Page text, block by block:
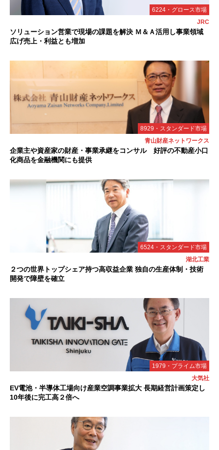
6224・グロース市場
JRC
ソリューション営業で現場の課題を解決 Ｍ＆Ａ活用し事業領域
広げ売上・利益とも増加
8929・スタンダード市場
青山財産ネットワークス
企業主や資産家の財産・事業承継をコンサル 好評の不動産小口
化商品を金融機関にも提供
6524・スタンダード市場
湖北工業
２つの世界トップシェア持つ高収益企業 独自の生産体制・技術
開発で障壁を確立
1979・プライム市場
大気社
EV電池・半導体工場向け産業空調事業拡大 長期経営計画策定し
10年後に完工高２倍へ